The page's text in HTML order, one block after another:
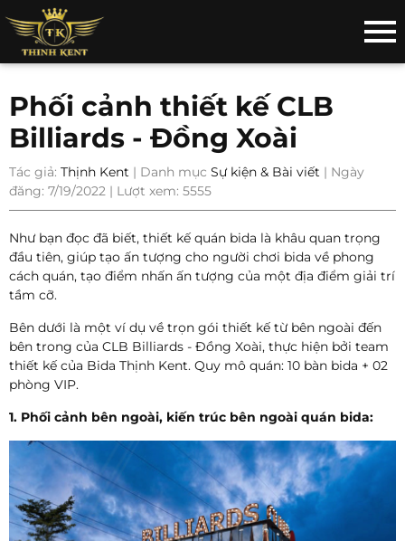
Phối cảnh thiết kế CLB
Billiards - Đồng Xoài
Tác giả: Thịnh Kent | Danh mục Sự kiện & Bài viết | Ngày
đăng: 7/19/2022 | Lượt xem: 5555
Như bạn đọc đã biết, thiết kế quán bida là khâu quan trọng
đầu tiên, giúp tạo ấn tượng cho người chơi bida về phong
cách quán, tạo điểm nhấn ấn tượng của một địa điểm giải trí
tầm cỡ.
Bên dưới là một ví dụ về trọn gói thiết kế từ bên ngoài đến
bên trong của CLB Billiards - Đồng Xoài, thực hiện bởi team
thiết kế của Bida Thịnh Kent. Quy mô quán: 10 bàn bida + 02
phòng VIP.
1. Phối cảnh bên ngoài, kiến trúc bên ngoài quán bida: